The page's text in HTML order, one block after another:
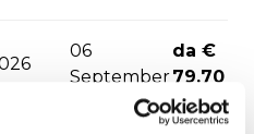
06
September
da €
79.70